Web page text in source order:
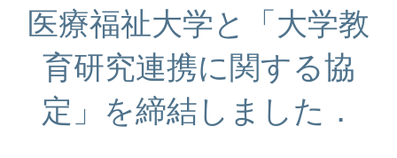
医療福祉大学と「大学教
育研究連携に関する協
定」を締結しました．